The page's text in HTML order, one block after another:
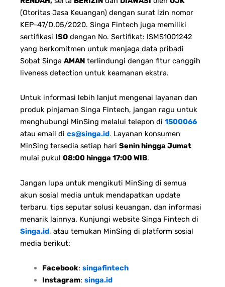
(Otoritas Jasa Keuangan) dengan surat izin nomor
KEP-47/D.05/2020. Singa Fintech juga memiliki
sertifikasi ISO dengan No. Sertifikat: ISMS1001242
yang berkomitmen untuk menjaga data pribadi
Sobat Singa AMAN terlindungi dengan fitur canggih
liveness detection untuk keamanan ekstra.
Untuk informasi lebih lanjut mengenai layanan dan
produk pinjaman Singa Fintech, jangan ragu untuk
menghubungi MinSing melalui telepon di 1500066
atau email di cs@singa.id. Layanan konsumen
MinSing tersedia setiap hari Senin hingga Jumat
mulai pukul 08:00 hingga 17:00 WIB.
Jangan lupa untuk mengikuti MinSing di semua
akun sosial media untuk mendapatkan update
terbaru, tips seputar solusi keuangan, dan informasi
menarik lainnya. Kunjungi website Singa Fintech di
Singa.id, atau temukan MinSing di platform sosial
media berikut:
Facebook: singafintech
Instagram: singa.id